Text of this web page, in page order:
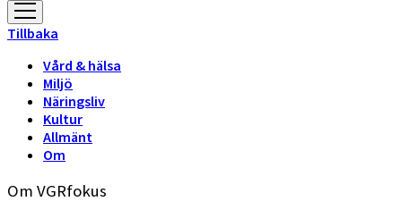
öppna
meny
Tillbaka
Vård & hälsa
Miljö
Näringsliv
Kultur
Allmänt
Om
Om VGRfokus